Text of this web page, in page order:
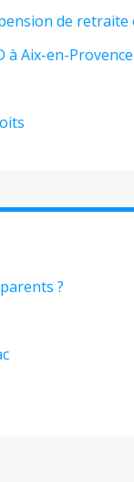
de retraite
à Aix-en-Provence
?